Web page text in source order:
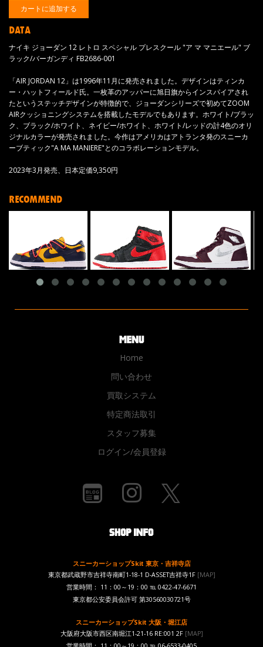
DATA
ナイキ ジョーダン 12 レトロ スペシャル プレスクール "ア マ マニエール" ブ
ラック/バーガンディ FB2686-001
「AIR JORDAN 12」は1996年11月に発売されました。デザインはティンカ
ー・ハットフィールド氏。一枚革のアッパーに旭日旗からインスパイアされ
たというステッチデザインが特徴的で、ジョーダンシリーズで初めてZOOM
AIRクッショニングシステムを搭載したモデルでもあります。ホワイト/ブラッ
ク、ブラック/ホワイト、ネイビー/ホワイト、ホワイト/レッドの計4色のオリ
ジナルカラーが発売されました。今作はアメリカはアトランタ発のスニーカ
ーブティック"A MA MANIERE"とのコラボレーションモデル。
2023年3月発売、日本定価9,350円
RECOMMEND
Home
問い合わせ
買取システム
特定商法取引
スタッフ募集
ログイン/会員登録
スニーカーショップSkit 東京・吉祥寺店
東京都武蔵野市吉祥寺南町1-18-1 D-ASSET吉祥寺1F [MAP]
営業時間： 11：00～19：00 ℡ 0422-47-6671
東京都公安委員会許可 第30560030721号
スニーカーショップSkit 大阪・堀江店
大阪府大阪市西区南堀江1-21-16 RE:001 2F[MAP]